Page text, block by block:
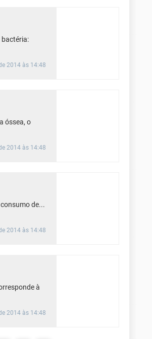
bactéria:
2014 às 14:48
óssea, o
2014 às 14:48
de...
2014 às 14:48
à
2014 às 14:48